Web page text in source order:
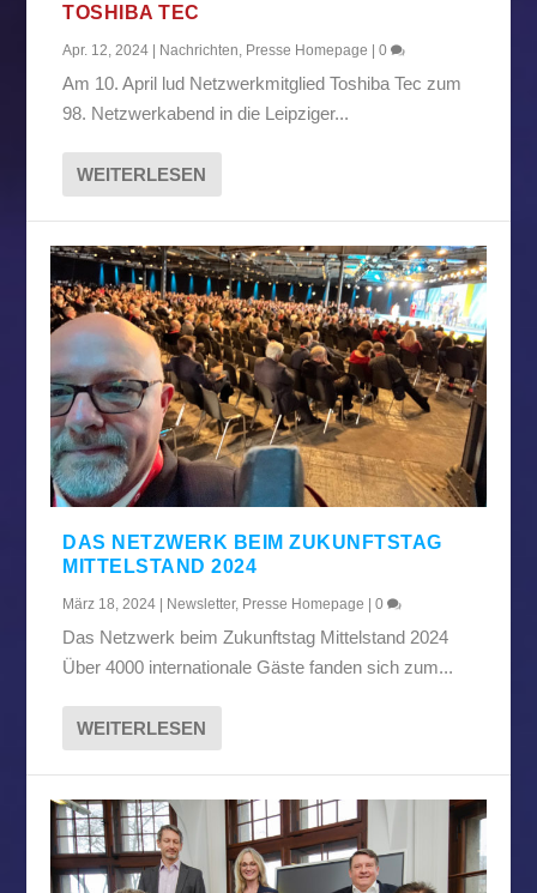
TOSHIBA TEC
Apr. 12, 2024 Nachrichten, Presse Homepage |0
Am 10. April lud Netzwerkmitglied Toshiba Tec zum
98. Netzwerkabend in die Leipziger...
WEITERLESEN
DAS NETZWERK BEIM ZUKUNFTSTAG
MITTELSTAND 2024
März 18, 2024 | Newsletter, Presse Homepage |0
Das Netzwerk beim Zukunftstag Mittelstand 2024
Über 4000 internationale Gäste fanden sich zum...
WEITERLESEN